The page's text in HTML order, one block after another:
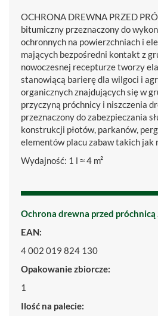
OCHRONA DREWNA PRZED
bitumiczny przeznaczony do
ochronnych na powierzchniach i
mających bezpośredni kontakt z
nowoczesnej recepturze tworzy
stanowiącą barierę dla wilgoci i
organicznych znajdujących się w
przyczyną próchnicy i niszczenia
przeznaczony do zabezpieczania
konstrukcji płotów, parkanów,
elementów placu zabaw takich jak
Wydajność: 1 l ≈ 4 m²
Ochrona drewna przed próchnicą
EAN:
4 002 019 824 130
Opakowanie zbiorcze:
1
Ilość na palecie: